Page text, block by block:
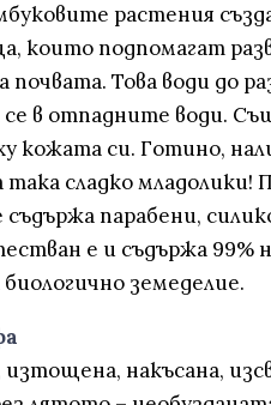
растения
които подпомагат
Това води до
в отпадните води.
кожата си. Готино,
сладко младолики!
парабени,
е и съдържа 99%
земеделие.
изтощена, накъсана,